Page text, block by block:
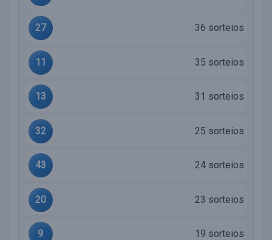
27 36 sorteios
11 35 sorteios
13 31 sorteios
32 25 sorteios
43 24 sorteios
20 23 sorteios
9 19 sorteios